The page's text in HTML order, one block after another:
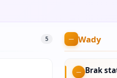
5 Wady
Brak